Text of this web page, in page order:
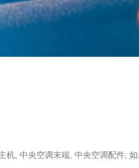
机, 中央空调末端, 中央空调配件,